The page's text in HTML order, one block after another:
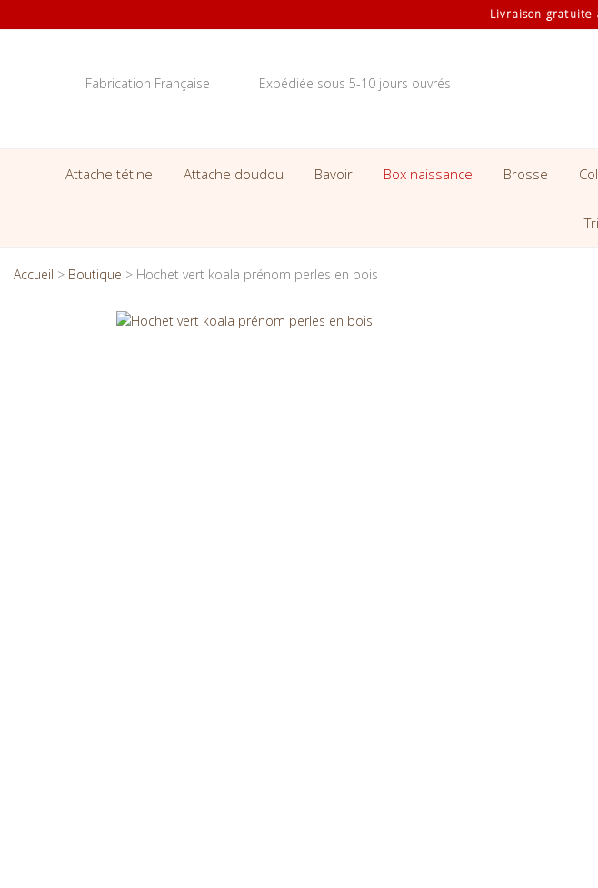
Livraison
Fabrication Française Expédiée sous 5-10 jours ouvrés
Attache tétine Attache doudou Bavoir Box naissance Brosse
Accueil > Boutique > Hochet vert koala prénom perles en bois